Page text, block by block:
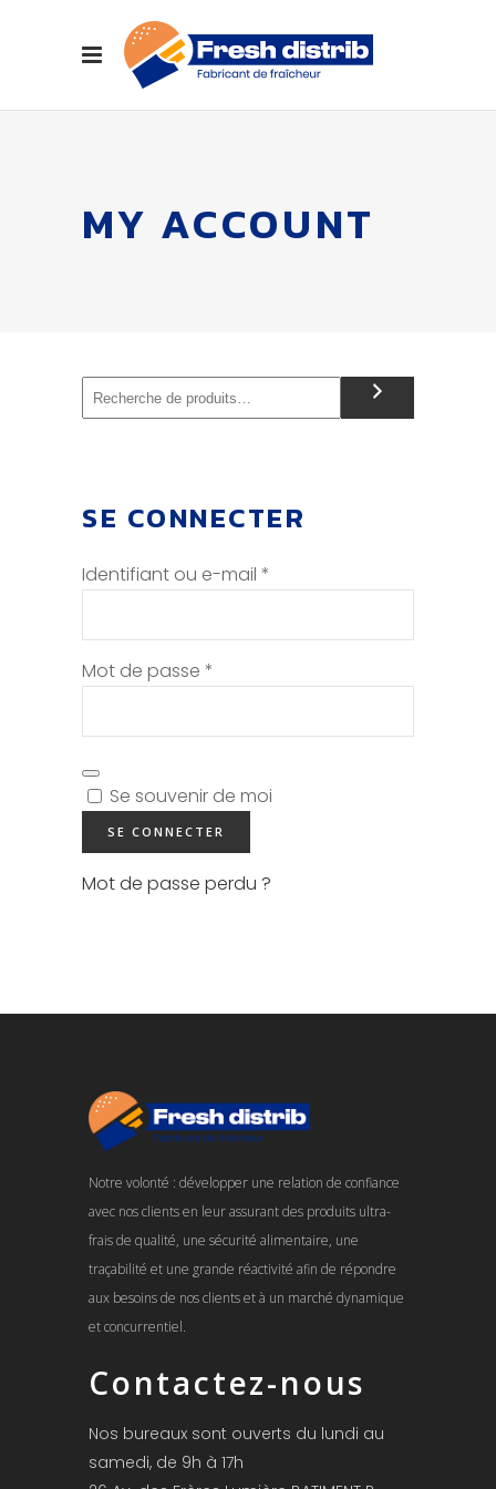
MY ACCOUNT
SE CONNECTER
Identifiant ou e-mail *
Mot de passe *
Se souvenir de moi
SE CONNECTER
Mot de passe perdu ?
Recherche
Notre volonté : développer une relation de confiance
avec nos clients en leur assurant des produits ultra-
frais de qualité, une sécurité alimentaire, une
traçabilité et une grande réactivité afin de répondre
aux besoins de nos clients et à un marché dynamique
et concurrentiel.
Contactez-nous
Nos bureaux sont ouverts du lundi au
samedi, de 9h à 17h